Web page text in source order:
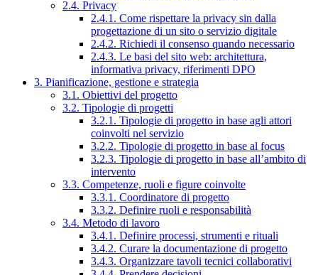
2.4. Privacy
2.4.1. Come rispettare la privacy sin dalla
progettazione di un sito o servizio digitale
2.4.2. Richiedi il consenso quando necessario
2.4.3. Le basi del sito web: architettura,
informativa privacy, riferimenti DPO
3. Pianificazione, gestione e strategia
3.1. Obiettivi del progetto
3.2. Tipologie di progetti
3.2.1. Tipologie di progetto in base agli attori
coinvolti nel servizio
3.2.2. Tipologie di progetto in base al focus
3.2.3. Tipologie di progetto in base all’ambito di
intervento
3.3. Competenze, ruoli e figure coinvolte
3.3.1. Coordinatore di progetto
3.3.2. Definire ruoli e responsabilità
3.4. Metodo di lavoro
3.4.1. Definire processi, strumenti e rituali
3.4.2. Curare la documentazione di progetto
3.4.3. Organizzare tavoli tecnici collaborativi